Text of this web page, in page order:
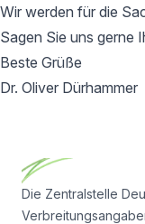
Wir werden für die
Sagen Sie uns gerne
Beste Grüße
Dr. Oliver Dürhammer
Die Zentralstelle